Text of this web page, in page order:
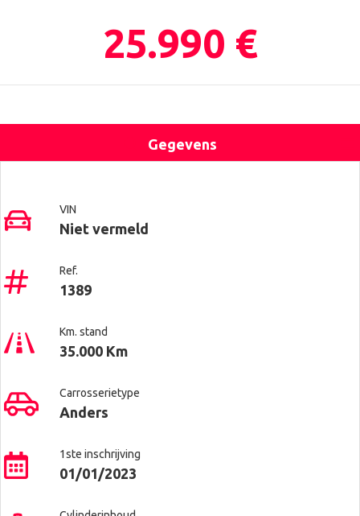
25.990 €
Gegevens
VIN
Niet vermeld
Ref.
1389
Km. stand
35.000 Km
Carrosserietype
Anders
1ste inschrijving
01/01/2023